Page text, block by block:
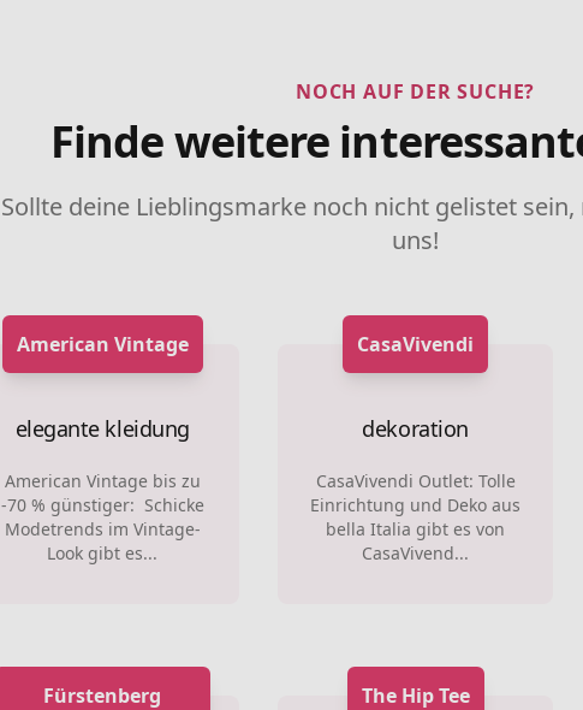
NOCH AUF DER SUCHE?
Finde weitere
Sollte deine Lieblingsmarke noch nicht gelistet
uns!
American Vintage
elegante kleidung
American Vintage bis zu
-70 % günstiger: Schicke
Modetrends im Vintage-
Look gibt es...
CasaVivendi
dekoration
CasaVivendi Outlet: Tolle
Einrichtung und Deko aus
bella Italia gibt es von
CasaVivend...
Fürstenberg
The Hip Tee